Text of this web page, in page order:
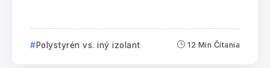
Polystyrén vs. iný izolant 12 Min Čítania